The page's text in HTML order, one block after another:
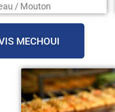
/ Mouton
MECHOUI